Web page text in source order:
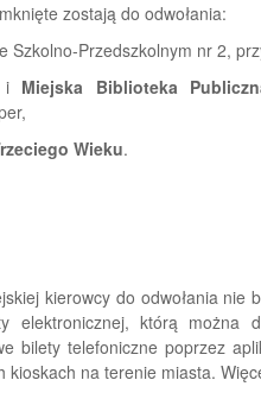
zostają do odwołania:
Szkolno-Przedszkolnym nr 2,
i Miejska Biblioteka
Wieku.
kierowcy do odwołania
elektronicznej, którą można
bilety telefoniczne poprzez
kioskach na terenie miasta.